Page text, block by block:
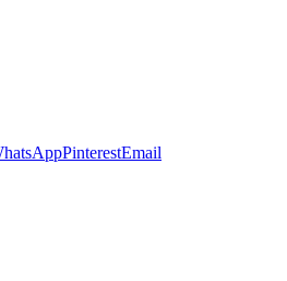
PinterestEmail